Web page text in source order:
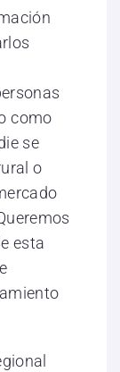
como
se
o
esta